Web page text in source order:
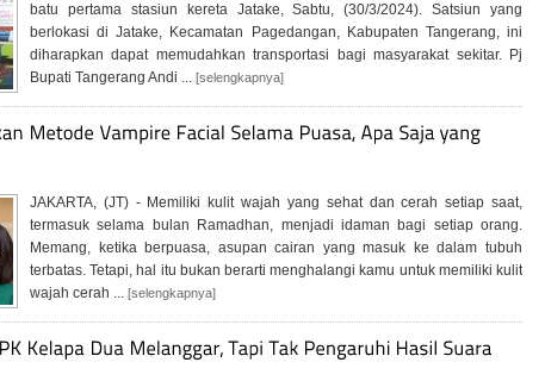
batu pertama stasiun kereta Jatake, Sabtu, (30/3/2024). Satsiun yang
berlokasi di Jatake, Kecamatan Pagedangan, Kabupaten Tangerang, ini
diharapkan dapat memudahkan transportasi bagi masyarakat sekitar. Pj
Bupati Tangerang Andi ... [selengkapnya]
JAKARTA, (JT) - Memiliki kulit wajah yang sehat dan cerah setiap saat,
termasuk selama bulan Ramadhan, menjadi idaman bagi setiap orang.
Memang, ketika berpuasa, asupan cairan yang masuk ke dalam tubuh
terbatas. Tetapi, hal itu bukan berarti menghalangi kamu untuk memiliki kulit
wajah cerah ... [selengkapnya]